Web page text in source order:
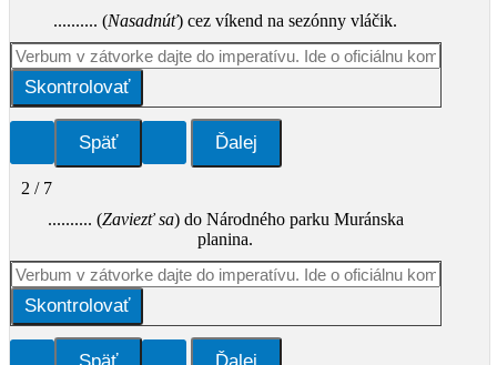
.......... (Nasadnúť) cez víkend na sezónny vláčik.
Skontrolovať
2 / 7
.......... (Zaviezť sa) do Národného parku Muránska
planina.
Skontrolovať